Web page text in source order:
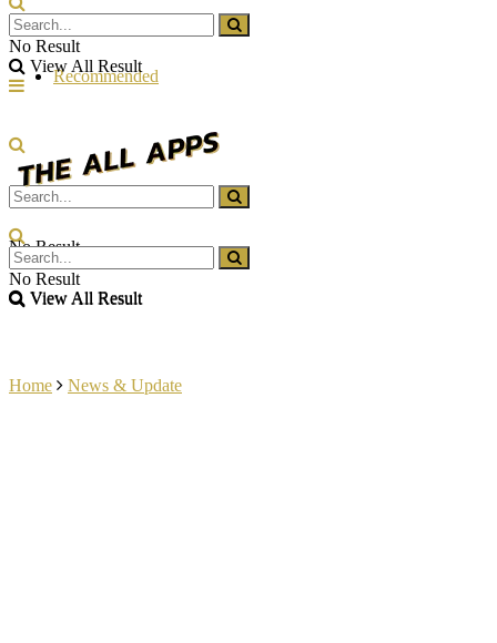
Freebies
Recommended
No Result
View All Result
No Result
View All Result
No Result
View All Result
Home News & Update